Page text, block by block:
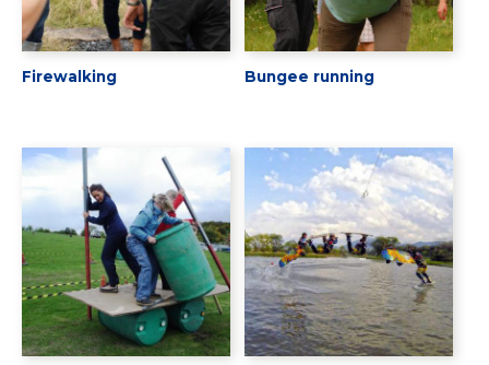
Firewalking Bungee running